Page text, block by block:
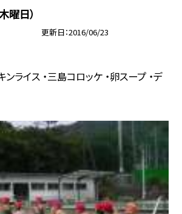
曜日）
更新日 2016/06/23
ンライス ・三島コロッケ ・卵スープ ・デ